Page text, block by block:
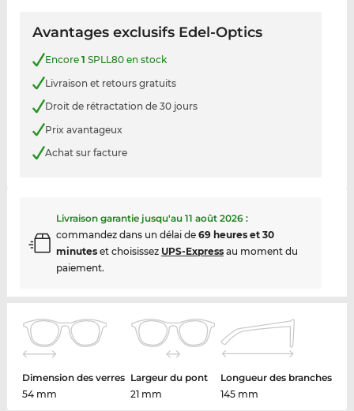
Avantages exclusifs Edel-Optics
Encore 1 SPLL80 en stock
Livraison et retours gratuits
Droit de rétractation de 30 jours
Prix avantageux
Achat sur facture
Livraison garantie jusqu'au 11 août 2026:
commandez dans un délai de 69 heures et 30
minuteset choisissez UPS-Expressau moment du
paiement.
Dimension des verres
54 mm
Largeur du pont
21 mm
Longueur des branches
145 mm